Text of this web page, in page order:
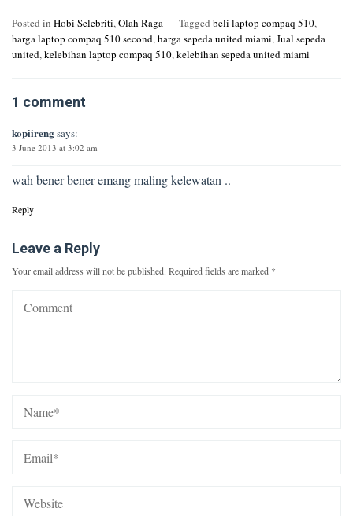
Posted in Hobi Selebriti,Olah Raga Tagged beli laptop compaq 510,
harga laptop compaq 510 second,harga sepeda united miami,Jual sepeda
united,kelebihan laptop compaq 510,kelebihan sepeda united miami
1 comment
kopiirengsays:
3 June 2013 at 3:02 am
wah bener-bener emang maling kelewatan ..
Reply
Leave a Reply
Your email address will not be published. Required fields are marked *